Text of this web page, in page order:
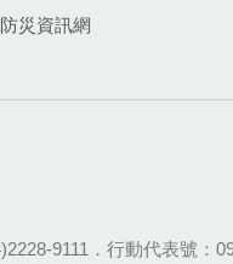
災資訊網
9111．行動代表號：